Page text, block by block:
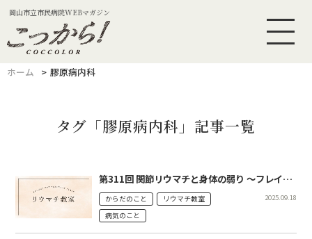
岡山市立市民病院WEBマガジン
ホーム 膠原病内科
タグ「膠原病内科」記事一覧
第311回 関節リウマチと身体の弱り ～フレイルやサルコペニアを予防しよう～
からだのこと
リウマチ教室
病気のこと
2025.09.18